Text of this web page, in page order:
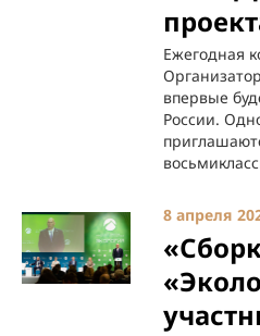
Ежегодная
впервые
России.
8 апреля